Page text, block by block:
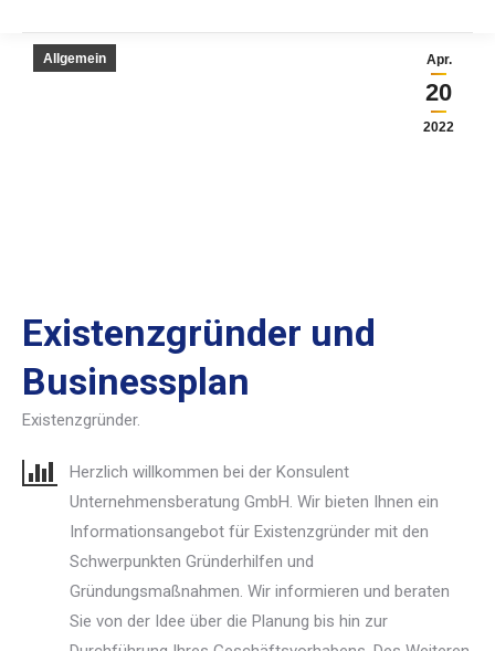
Apr.
20
2022
Allgemein
Existenzgründer und
Businessplan
Existenzgründer.
Herzlich willkommen bei der Konsulent
Unternehmensberatung GmbH. Wir bieten Ihnen ein
Informationsangebot für Existenzgründer mit den
Schwerpunkten Gründerhilfen und
Gründungsmaßnahmen. Wir informieren und beraten
Sie von der Idee über die Planung bis hin zur